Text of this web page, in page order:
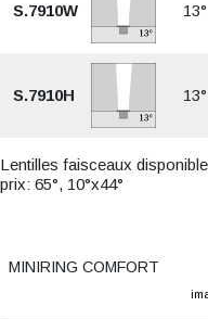
S.7910W 13°
S.7910H 13°
Lentilles faisceaux
prix: 65°, 10°x44°
MINIRING COMFORT